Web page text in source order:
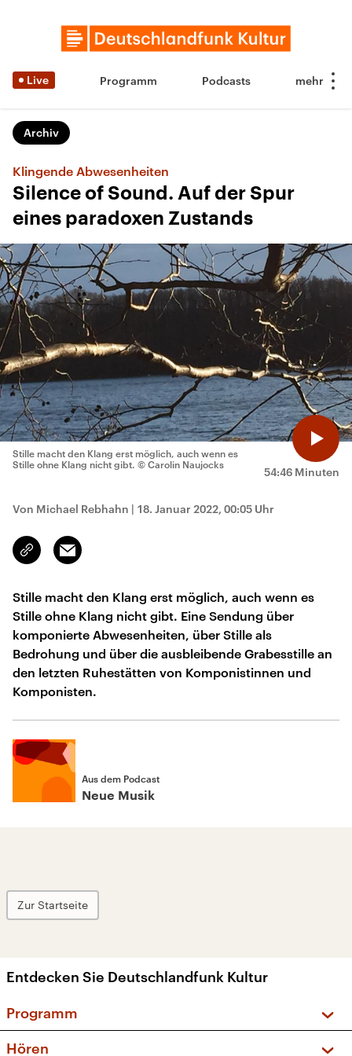
Live Programm Podcasts
Archiv
Klingende Abwesenheiten
Silence of Sound. Auf der Spur
eines paradoxen Zustands
54:46 Minuten
Stille macht den Klang erst möglich, auch wenn es
Stille ohne Klang nicht gibt. © Carolin Naujocks
Von Michael Rebhahn | 18. Januar 2022, 00:05 Uhr
Link
kopieren/teilen
Email
Stille macht den Klang erst möglich, auch wenn es
Stille ohne Klang nicht gibt. Eine Sendung über
komponierte Abwesenheiten, über Stille als
Bedrohung und über die ausbleibende Grabesstille an
den letzten Ruhestätten von Komponistinnen und
Komponisten.
Aus dem Podcast
Neue Musik
Zur Startseite
Entdecken Sie Deutschlandfunk Kultur
Programm
Hören